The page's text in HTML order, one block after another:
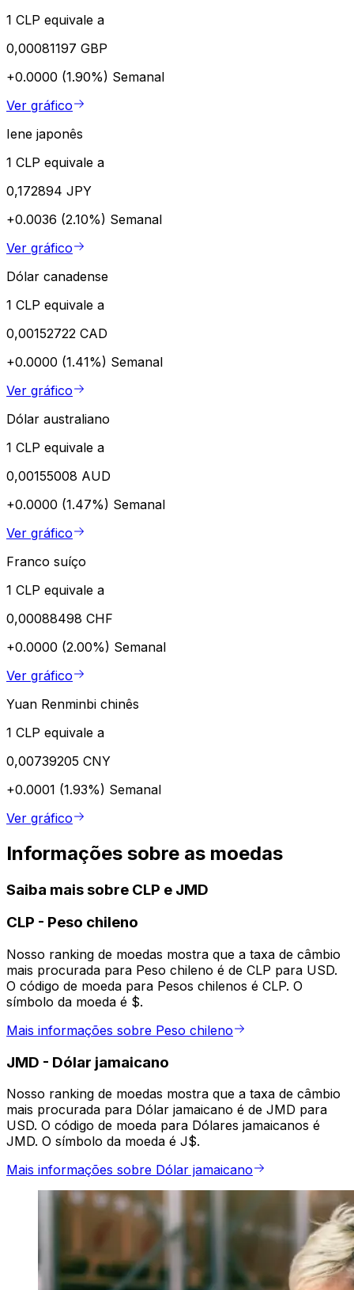
1 CLP equivale a
0,00081197 GBP
+0.0000 (1.90%) Semanal
Ver gráfico
Iene japonês
1 CLP equivale a
0,172894 JPY
+0.0036 (2.10%) Semanal
Ver gráfico
Dólar canadense
1 CLP equivale a
0,00152722 CAD
+0.0000 (1.41%) Semanal
Ver gráfico
Dólar australiano
1 CLP equivale a
0,00155008 AUD
+0.0000 (1.47%) Semanal
Ver gráfico
Franco suíço
1 CLP equivale a
0,00088498 CHF
+0.0000 (2.00%) Semanal
Ver gráfico
Yuan Renminbi chinês
1 CLP equivale a
0,00739205 CNY
+0.0001 (1.93%) Semanal
Ver gráfico
Informações sobre as moedas
Saiba mais sobre CLP e JMD
CLP - Peso chileno
Nosso ranking de moedas mostra que a taxa de câmbio
mais procurada para Peso chileno é de CLP para USD.
O código de moeda para Pesos chilenos é CLP. O
símbolo da moeda é $.
Mais informações sobre Peso chileno
JMD - Dólar jamaicano
Nosso ranking de moedas mostra que a taxa de câmbio
mais procurada para Dólar jamaicano é de JMD para
USD. O código de moeda para Dólares jamaicanos é
JMD. O símbolo da moeda é J$.
Mais informações sobre Dólar jamaicano